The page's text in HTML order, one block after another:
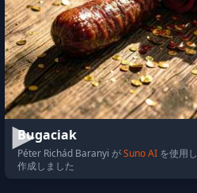
Bugaciak
Péter Richád Baranyi がSuno AI を使用
作成しました